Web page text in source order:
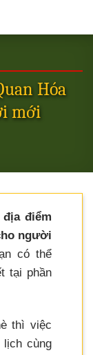
Hóa
mới
điểm
người
có thể
tại phần
thì việc
lịch cùng